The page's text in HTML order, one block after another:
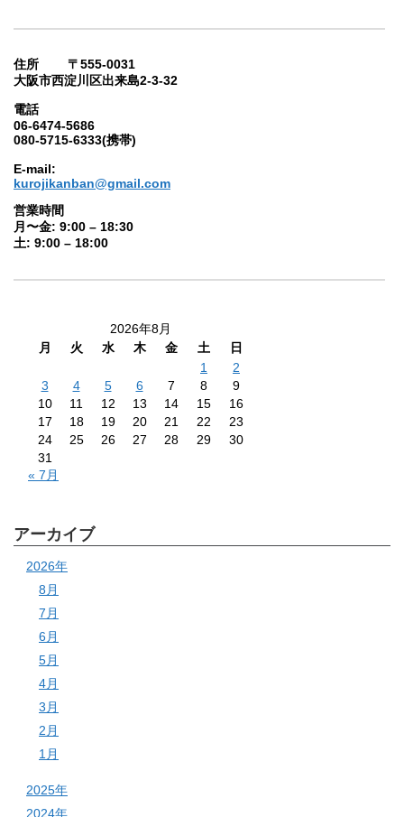
住所 〒555-0031
大阪市西淀川区出来島2-3-32
電話
06-6474-5686
080-5715-6333(携帯)
E-mail:
kurojikanban@gmail.com
営業時間
月〜金: 9:00 – 18:30
土: 9:00 – 18:00
2026年8月
月
火 水 木 金 土
日
1
2
3
4 5 6 7 8
9
10
11 12 13 14 15
16
17
18 19 20 21 22
23
24
25 26 27 28 29
30
31
« 7月
アーカイブ
2026年
8月
7月
6月
5月
4月
3月
2月
1月
2025年
2024年